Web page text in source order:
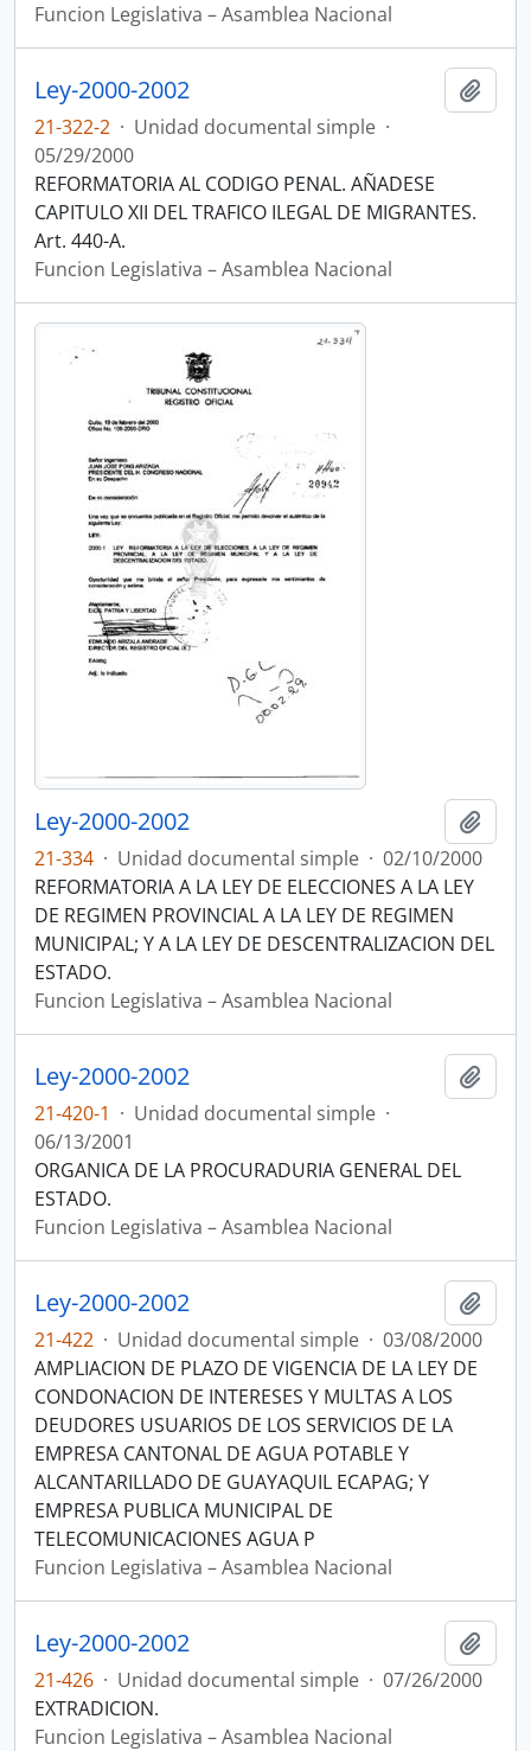
Funcion Legislativa – Asamblea Nacional
Ley-2000-2002
21-322-2 · Unidad documental simple ·
05/29/2000
REFORMATORIA AL CODIGO PENAL. AÑADESE
CAPITULO XII DEL TRAFICO ILEGAL DE MIGRANTES.
Art. 440-A.
Funcion Legislativa – Asamblea Nacional
Ley-2000-2002
21-334 · Unidad documental simple · 02/10/2000
REFORMATORIA A LA LEY DE ELECCIONES A LA LEY
DE REGIMEN PROVINCIAL A LA LEY DE REGIMEN
MUNICIPAL; Y A LA LEY DE DESCENTRALIZACION DEL
ESTADO.
Funcion Legislativa – Asamblea Nacional
Ley-2000-2002
21-420-1 · Unidad documental simple ·
06/13/2001
ORGANICA DE LA PROCURADURIA GENERAL DEL
ESTADO.
Funcion Legislativa – Asamblea Nacional
Ley-2000-2002
21-422 · Unidad documental simple · 03/08/2000
AMPLIACION DE PLAZO DE VIGENCIA DE LA LEY DE
CONDONACION DE INTERESES Y MULTAS A LOS
DEUDORES USUARIOS DE LOS SERVICIOS DE LA
EMPRESA CANTONAL DE AGUA POTABLE Y
ALCANTARILLADO DE GUAYAQUIL ECAPAG; Y
EMPRESA PUBLICA MUNICIPAL DE
TELECOMUNICACIONES AGUA P
Funcion Legislativa – Asamblea Nacional
Ley-2000-2002
21-426 · Unidad documental simple · 07/26/2000
EXTRADICION.
Funcion Legislativa – Asamblea Nacional